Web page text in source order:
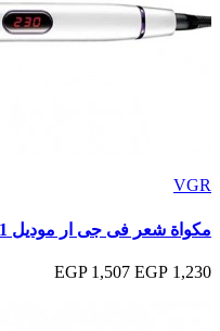
VGR
مكواة شعر فى جى ار موديل v501
1,230 EGP
1,507 EGP